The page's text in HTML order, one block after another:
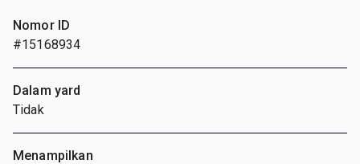
Nomor ID
#15168934
Dalam yard
Tidak
Menampilkan